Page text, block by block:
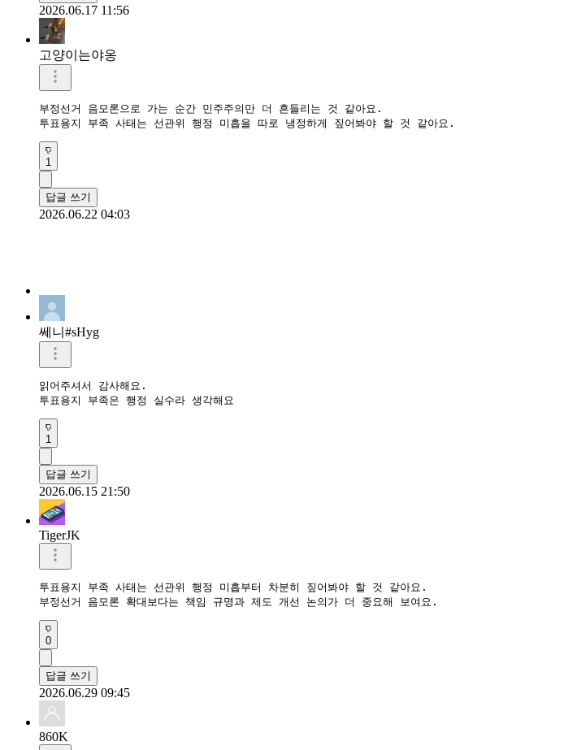
2026.06.17 11:56
고양이는야옹
부정선거 음모론으로 가는 순간 민주주의만 더 흔들리는 것 같아요.
투표용지 부족 사태는 선관위 행정 미흡을 따로 냉정하게 짚어봐야 할 것 같아요.
1
답글 쓰기
2026.06.22 04:03
쎄니#sHyg
읽어주셔서 감사해요.
투표용지 부족은 행정 실수라 생각해요
1
답글 쓰기
2026.06.15 21:50
TigerJK
투표용지 부족 사태는 선관위 행정 미흡부터 차분히 짚어봐야 할 것 같아요.
부정선거 음모론 확대보다는 책임 규명과 제도 개선 논의가 더 중요해 보여요.
0
답글 쓰기
2026.06.29 09:45
860K